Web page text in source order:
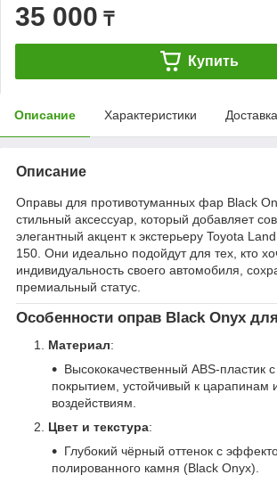
35 000 ₸
Купить
Описание Характеристики Доставка
Описание
Оправы для противотуманных фар Black
стильный аксессуар, который добавляет
элегантный акцент к экстерьеру Toyota
150. Они идеально подойдут для тех, кто
индивидуальность своего автомобиля,
премиальный статус.
Особенности оправ Black Onyx
Материал:
Высококачественный ABS-пластик
покрытием, устойчивый к царапинам
воздействиям.
Цвет и текстура:
Глубокий чёрный оттенок с
полированного камня (Black Onyx).